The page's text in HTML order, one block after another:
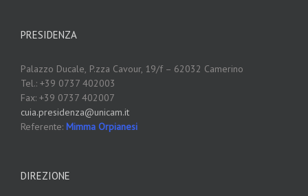
PRESIDENZA
Palazzo Ducale, P.zza Cavour, 19/f – 62032 Camerino
Tel.: +39 0737 402003
Fax: +39 0737 402007
cuia.presidenza@unicam.it
Referente: Mimma Orpianesi
DIREZIONE